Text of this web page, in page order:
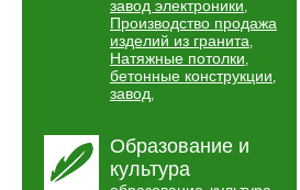
завод электроники,
Производство продажа
изделий из гранита,
Натяжные потолки,
бетонные конструкции,
завод,
Образование и
культура